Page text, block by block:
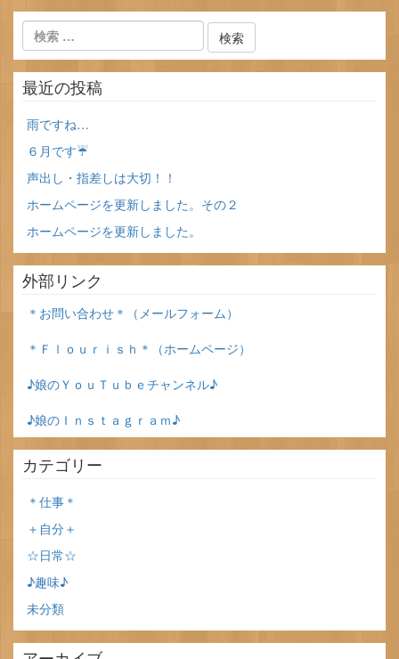
最近の投稿
雨ですね…
６月です☔
声出し・指差しは大切！！
ホームページを更新しました。その２
ホームページを更新しました。
外部リンク
＊お問い合わせ＊（メールフォーム）
＊Ｆｌｏｕｒｉｓｈ＊（ホームページ）
♪娘のＹｏｕＴｕｂｅチャンネル♪
♪娘のＩｎｓｔａｇｒａｍ♪
カテゴリー
＊仕事＊
＋自分＋
☆日常☆
♪趣味♪
未分類